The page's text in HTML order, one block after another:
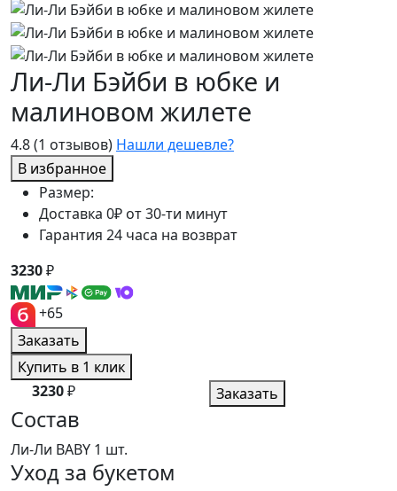
4.8(1 отзывов) Нашли дешевле?
В избранное
Ли-Ли Бэйби в юбке и
малиновом жилете
Размер:
Доставка 0₽ от 30-ти минут
Гарантия 24 часа на возврат
3230₽
+65
Заказать
Купить в 1 клик
3230₽ Заказать
Состав
Ли-Ли BABY 1 шт.
Уход за букетом